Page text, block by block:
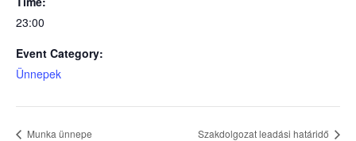
23:00
Event Category:
Ünnepek
Munka ünnepe Szakdolgozat leadási határidő